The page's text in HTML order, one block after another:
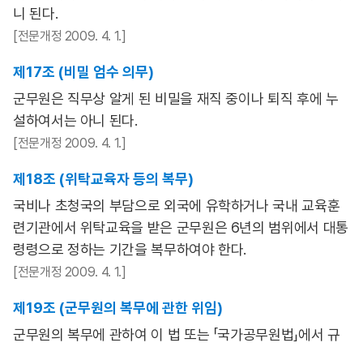
니 된다.
[전문개정 2009. 4. 1.]
제17조 (비밀 엄수 의무)
군무원은 직무상 알게 된 비밀을 재직 중이나 퇴직 후에 누
설하여서는 아니 된다.
[전문개정 2009. 4. 1.]
제18조 (위탁교육자 등의 복무)
국비나 초청국의 부담으로 외국에 유학하거나 국내 교육훈
련기관에서 위탁교육을 받은 군무원은 6년의 범위에서 대통
령령으로 정하는 기간을 복무하여야 한다.
[전문개정 2009. 4. 1.]
제19조 (군무원의 복무에 관한 위임)
군무원의 복무에 관하여 이 법 또는 「국가공무원법」에서 규